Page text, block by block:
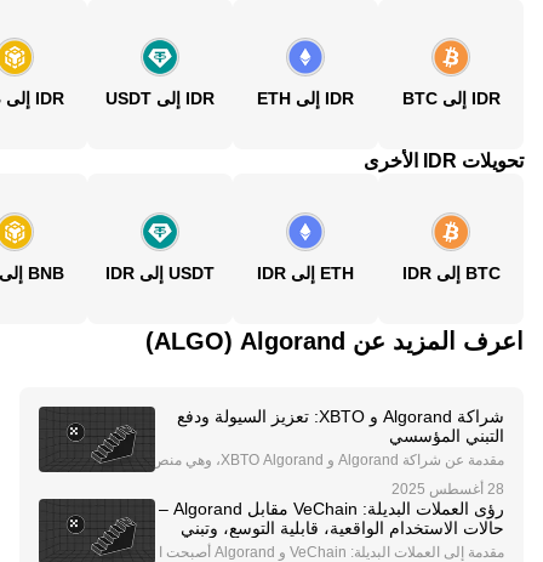
IDR إلى BTC IDR إلى ETH IDR إلى USDT IDR إلى BNB
تحويلات IDR الأخرى
BTC إلى IDR ETH إلى IDR USDT إلى IDR BNB إلى IDR
اعرف المزيد عن‏ Algorand (‏ALGO)
شراكة Algorand و XBTO: تعزيز السيولة ودفع
التبني المؤسسي
مقدمة عن شراكة Algorand و XBTO Algorand، وهي منص
e (PPoS)، دخلت في شراكة استراتيجية مع XBTO، وهي ش
ركة عالمية رائدة في إدارة الأصول الرقمية المؤسسي
رؤى العملات البديلة: VeChain مقابل Algorand –
حالات الاستخدام الواقعية، قابلية التوسع، وتبني
المؤسسات
مقدمة إلى العملات البديلة: VeChain و Algorand أصبحت ا